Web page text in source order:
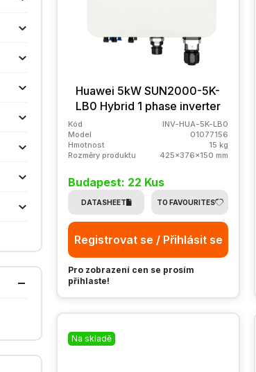
Huawei 5kW SUN2000-5K-
LB0 Hybrid 1 phase inverter
Kód
INV-HUA-5K-LB0
Model
01077156
Hmotnost
15 kg
Rozměry produktu
425x376x150 mm
Budapest: 22 Kus
DATASHEET TO FAVOURITES
Registrovat se / Přihlásit se
Pro zobrazení cen se prosím
přihlaste!
Na skladě